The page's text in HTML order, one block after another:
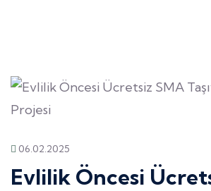
06.02.2025
Evlilik Öncesi